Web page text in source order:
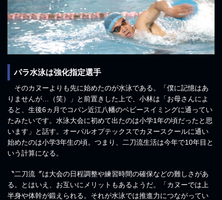
パラ水泳は強化指定選手
そのカヌーよりも先に始めたのが水泳である。「僕に記憶はあ
りませんが…（笑）」と前置きした上で、小林は「お母さんによ
ると、生後6ヵ月でコパン近江八幡のベビースイミングに通ってい
たみたいです。水泳大会に初めて出たのは小学1年の頃だったと思
います」と話す。オーパルオプテックスでカヌースクールに通い
始めたのは小学3年生の頃。つまり、二刀流生活は今年で10年目と
いう計算になる。
〝二刀流〞は大会の日程調整や練習時間の確保などの難しさがあ
る。とはいえ、お互いにメリットもあるようだ。「カヌーでは上
半身や体幹が鍛えられる。それが水泳では推進力につながってい